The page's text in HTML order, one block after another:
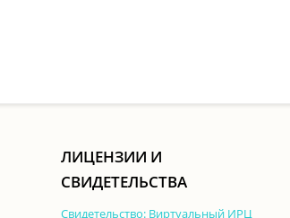
ЛИЦЕНЗИИ И
СВИДЕТЕЛЬСТВА
Свидетельство: Виртуальный ИРЦ